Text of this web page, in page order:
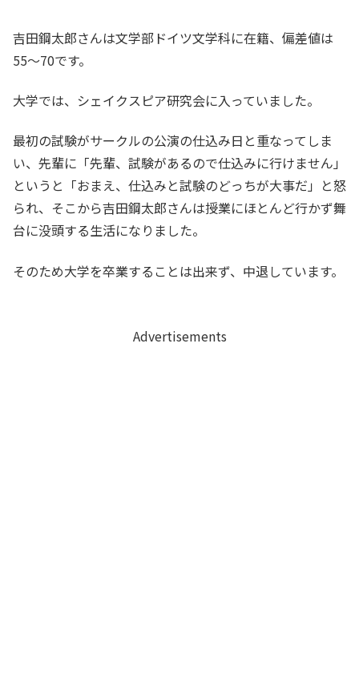
吉田鋼太郎さんは文学部ドイツ文学科に在籍、偏差値は
55～70です。
大学では、シェイクスピア研究会に入っていました。
最初の試験がサークルの公演の仕込み日と重なってしま
い、先輩に「先輩、試験があるので仕込みに行けません」
というと「おまえ、仕込みと試験のどっちが大事だ」と怒
られ、そこから吉田鋼太郎さんは授業にほとんど行かず舞
台に没頭する生活になりました。
そのため大学を卒業することは出来ず、中退しています。
Advertisements